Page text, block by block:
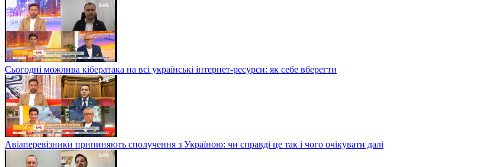
Сьогодні можлива кібератака на всі українські інтернет-ресурси: як себе вберегти
Авіаперевізники припиняють сполучення з Україною: чи справді це так і чого очікувати далі